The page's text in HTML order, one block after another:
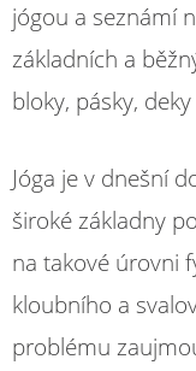
jógou a seznámí
základních a
bloky, pásky,
Jóga je v dnešní
široké základny
na takové úrovni
kloubního a
problému